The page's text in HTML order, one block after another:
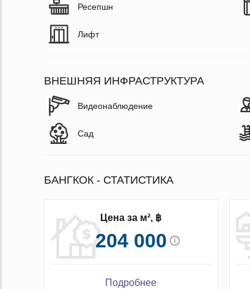
Ресепшн
Лифт
ВНЕШНЯЯ ИНФРАСТРУКТУРА
Видеонаблюдение
Сад
БАНГКОК - СТАТИСТИКА
Цена за м², ฿
204 000
Подробнее